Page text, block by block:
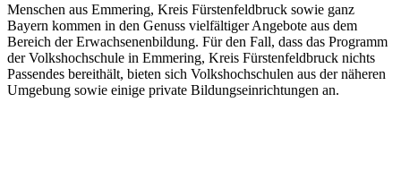
Menschen aus Emmering, Kreis Fürstenfeldbruck sowie ganz
Bayern kommen in den Genuss vielfältiger Angebote aus dem
Bereich der Erwachsenenbildung. Für den Fall, dass das Programm
der Volkshochschule in Emmering, Kreis Fürstenfeldbruck nichts
Passendes bereithält, bieten sich Volkshochschulen aus der näheren
Umgebung sowie einige private Bildungseinrichtungen an.